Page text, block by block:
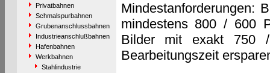
Privatbahnen
Schmalspurbahnen
Grubenanschlussbahnen
Industrieanschlußbahnen
Hafenbahnen
Werkbahnen
Stahlindustrie
Mindestanforderungen:
mindestens 800 / 600
Bilder mit exakt 750
Bearbeitungszeit